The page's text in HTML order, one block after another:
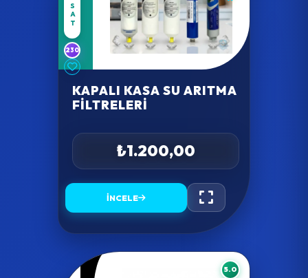
230
KAPALI KASA SU ARITMA
FILTRELERI
₺1.200,00
İNCELE
5.0